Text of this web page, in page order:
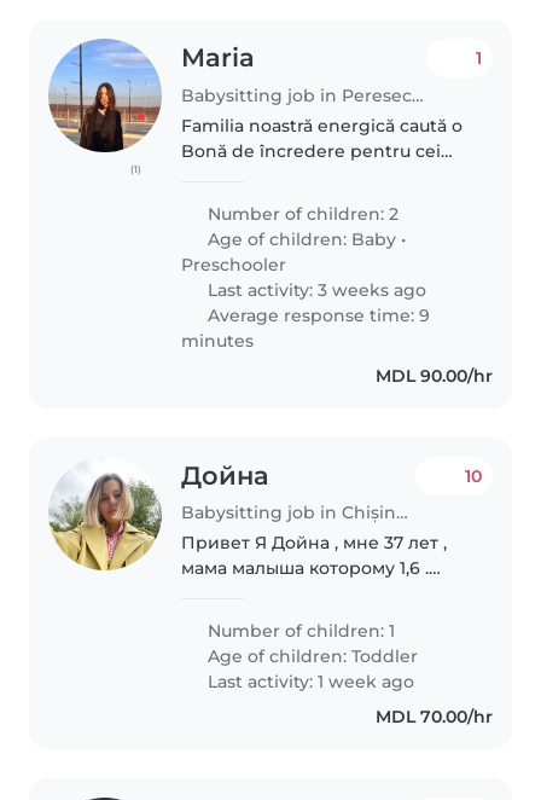
(1)
Maria
Babysitting job in Peresecina
1
Familia noastră energică caută o
Bonă de încredere pentru cei
Dorim pe cineva care să poată
veni la noi acasă.
Number of children: 2
Age of children: Baby •
Preschooler
Last activity: 3 weeks ago
Average response time: 9
minutes
MDL 90.00/hr
Дойна
Babysitting job in Chișinău
10
Привет Я Дойна , мне 37 лет ,
мама малыша которому 1,6 .
выходные дни , возможно и по
вечерам в будние дни . Опыта с
нянями ещё нет. Очень
активный ребёнок ,..
Number of children: 1
Age of children:Toddler
Last activity: 1 week ago
MDL 70.00/hr